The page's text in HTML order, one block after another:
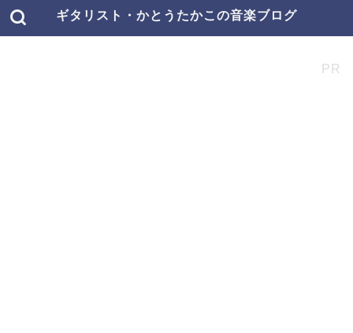
ギタリスト・かとうたかこの音楽ブログ
PR